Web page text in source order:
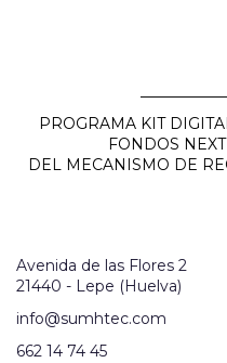
PROGRAMA KIT
FONDOS
DEL MECANISMO DE
Avenida de las Flores 2
21440 - Lepe (Huelva)
info@sumhtec.com
662 14 74 45